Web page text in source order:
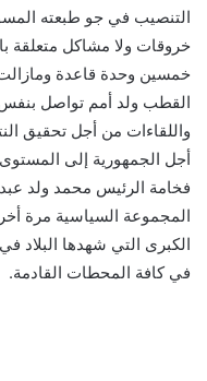
التنصيب في جو طبعته
خروقات ولا مشاكل متعلقة
خمسين وحدة قاعدة
القطب ولد أمم تواصل بنفس
واللقاءات من أجل تحقيق
أجل الجمهورية إلى
فخامة الرئيس محمد ولد
المجموعة السياسية مرة
الكبرى التي شهدها البلاد
في كافة المحطات القادمة.